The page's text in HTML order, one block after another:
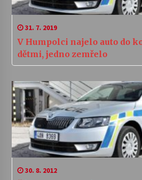
31. 7. 2019
V Humpolci najelo auto do
dětmi, jedno zemřelo
30. 8. 2012